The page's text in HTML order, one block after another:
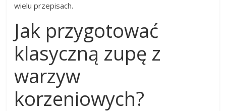
wielu przepisach.
Jak przygotować
klasyczną zupę z
warzyw
korzeniowych?